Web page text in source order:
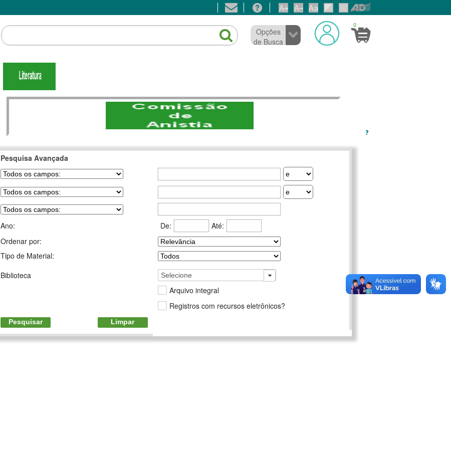
0
Opções
de Busca
Pesquisa Avançada
Ano: De:
Até:
Ordenar por:
Tipo de Material:
Biblioteca
Selecione
Arquivo integral
Registros com recursos eletrônicos?
Pesquisar Limpar